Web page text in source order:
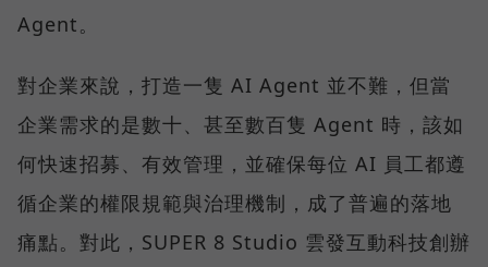
Agent。
對企業來說，打造一隻 AI Agent 並不難，但當
企業需求的是數十、甚至數百隻 Agent 時，該如
何快速招募、有效管理，並確保每位 AI 員工都遵
循企業的權限規範與治理機制，成了普遍的落地
痛點。對此，SUPER 8 Studio 雲發互動科技創辦